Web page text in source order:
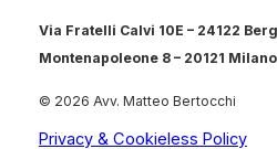
Via Fratelli Calvi 10E – 24122
Montenapoleone 8 – 20121 Milano
© 2026 Avv. Matteo Bertocchi
Privacy & Cookieless Policy